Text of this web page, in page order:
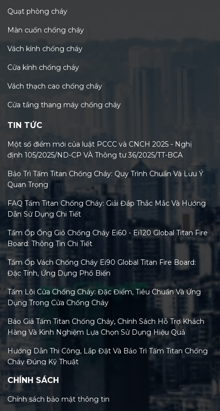
Quạt phòng cháy
Màn cuốn chống cháy
Vách kính chống cháy
Cửa kính chống cháy
Vách thạch cao chống cháy
Cửa tầng thang máy chống cháy
TIN TỨC
Một số điểm mới của luật PCCC và CNCH 2025 - Nghị
định 105/2025/ND-CP VÀ Thông tư 36/2025/TT-BCA
Bảo Trì Tấm Titan Chống Cháy: Quy Trình Chuẩn Và Lưu Ý
Quan Trọng
FAQ Tấm Titan Chống Cháy: Giải Đáp Thắc Mắc Và Hướng
Dẫn Sử Dụng Chi Tiết
Tấm Ốp Ống Gió Chống Cháy Ei60 - Ei120 Global Titan Fire
Board: Thông Tin Chi Tiết
Tấm Ốp Vách Chống Cháy Ei90 Global Titan Fire Board:
Đặc Tính, Ứng Dụng Phổ Biến
Tấm Lõi Cửa Chống Cháy: Đặc Điểm, Tiêu Chuẩn Và Ứng
Dụng Trong Cửa Chống Cháy
Báo Giá Tấm Titan Chống Cháy, Chính Sách Hỗ Trợ Khách
Hàng Và Kinh Nghiệm Lựa Chọn Sử Dụng Hiệu Quả
Hướng Dẫn Thi Công, Lắp Đặt Và Bảo Trì Tấm Titan Chống
Cháy Đúng Kỹ Thuật
Tiêu Chuẩn Tấm Titan Chống Cháy Và Xu Hướng Kiểm
Định Mới Nhất 2026
CHÍNH SÁCH
Chính sách bảo mật thông tin